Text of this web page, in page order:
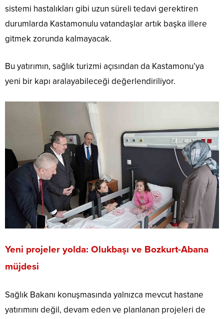
sistemi hastalıkları gibi uzun süreli tedavi gerektiren
durumlarda Kastamonulu vatandaşlar artık başka illere
gitmek zorunda kalmayacak.
Bu yatırımın, sağlık turizmi açısından da Kastamonu’ya
yeni bir kapı aralayabileceği değerlendiriliyor.
Yeni projeler yolda: Olukbaşı ve Bozkurt-Abana
müjdesi
Sağlık Bakanı konuşmasında yalnızca mevcut hastane
yatırımını değil, devam eden ve planlanan projeleri de